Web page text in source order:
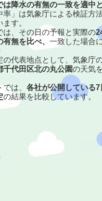
は降水の有無の一致を適中
率」は気象庁による検証方
す。
、その日の予報と実際の
有無を比べ、一致した場合
代表地点として、気象庁
千代田区北の丸公園の天気
では、各社が公開している
の結果を比較しています。